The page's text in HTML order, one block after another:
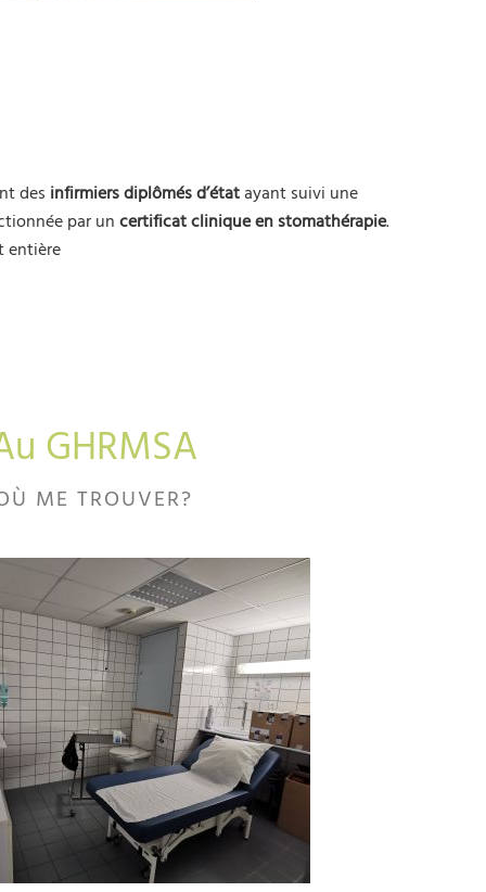
des infirmiers diplômés d’étatayant suivi une
par un certificat clinique en stomathérapie.
entière
GHRMSA
ME TROUVER?